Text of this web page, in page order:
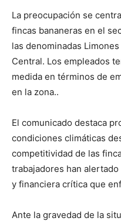
La preocupación se
fincas bananeras en el
las denominadas
Central. Los empleados
medida en términos de
en la zona..
El comunicado destaca
condiciones climáticas
competitividad de las
trabajadores han
y financiera crítica que
Ante la gravedad de la